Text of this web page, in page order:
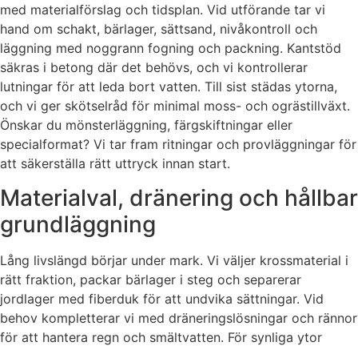
med materialförslag och tidsplan. Vid utförande tar vi
hand om schakt, bärlager, sättsand, nivåkontroll och
läggning med noggrann fogning och packning. Kantstöd
säkras i betong där det behövs, och vi kontrollerar
lutningar för att leda bort vatten. Till sist städas ytorna,
och vi ger skötselråd för minimal moss- och ogrästillväxt.
Önskar du mönsterläggning, färgskiftningar eller
specialformat? Vi tar fram ritningar och provläggningar för
att säkerställa rätt uttryck innan start.
Materialval, dränering och hållbar
grundläggning
Lång livslängd börjar under mark. Vi väljer krossmaterial i
rätt fraktion, packar bärlager i steg och separerar
jordlager med fiberduk för att undvika sättningar. Vid
behov kompletterar vi med dräneringslösningar och rännor
för att hantera regn och smältvatten. För synliga ytor